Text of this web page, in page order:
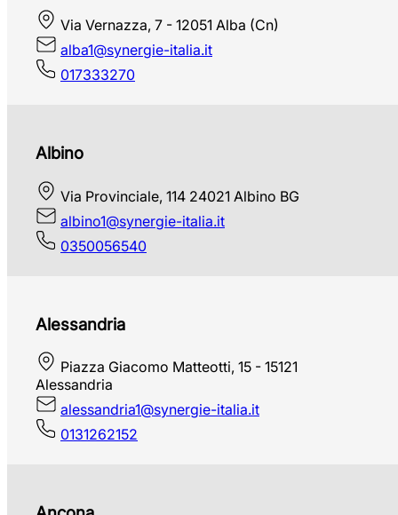
Via Vernazza, 7 - 12051 Alba (Cn)
alba1@synergie-italia.it
017333270
Albino
Via Provinciale, 114 24021 Albino BG
albino1@synergie-italia.it
0350056540
Alessandria
Piazza Giacomo Matteotti, 15 - 15121
Alessandria
alessandria1@synergie-italia.it
0131262152